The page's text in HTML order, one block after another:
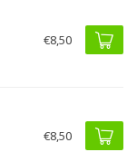
€8,50
€8,50